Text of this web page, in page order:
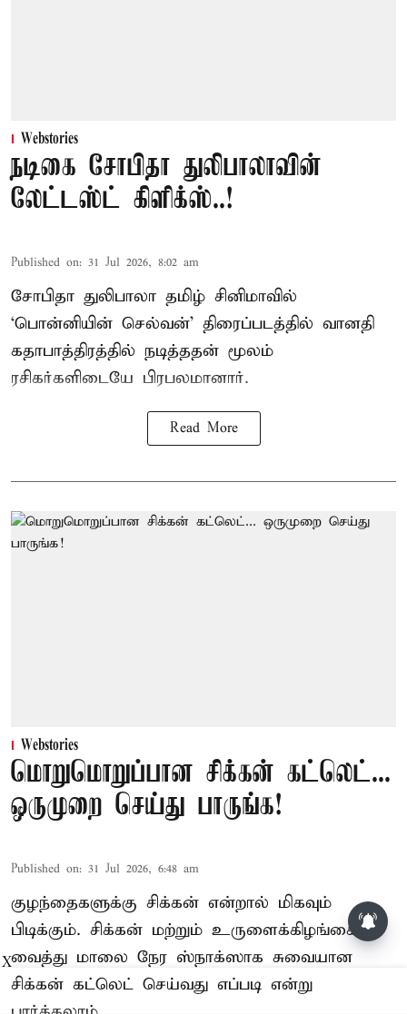
Webstories
நடிகை சோபிதா துலிபாலாவின்
லேட்டஸ்ட் கிளிக்ஸ்..!
Published on: 31 Jul 2026, 8:02 am
சோபிதா துலிபாலா தமிழ் சினிமாவில்
‘பொன்னியின் செல்வன்’ திரைப்படத்தில் வானதி
கதாபாத்திரத்தில் நடித்ததன் மூலம்
ரசிகர்களிடையே பிரபலமானார்.
Read More
Webstories
மொறுமொறுப்பான சிக்கன் கட்லெட்...
ஒருமுறை செய்து பாருங்க!
Published on: 31 Jul 2026, 6:48 am
குழந்தைகளுக்கு சிக்கன் என்றால் மிகவும்
பிடிக்கும். சிக்கன் மற்றும் உருளைக்கிழங்கை
வைத்து மாலை நேர ஸ்நாக்ஸாக சுவையான
சிக்கன் கட்லெட் செய்வது எப்படி என்று
X
தொழிலில் சாதனை படைக்க
வாய்ப்பு... இன்றைய ராசிபலன்